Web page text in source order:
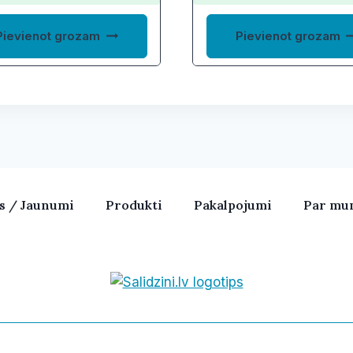
3,70 €.2,03 €.
grozam Pievienot grozam
/ Jaunumi Produkti Pakalpojumi Par